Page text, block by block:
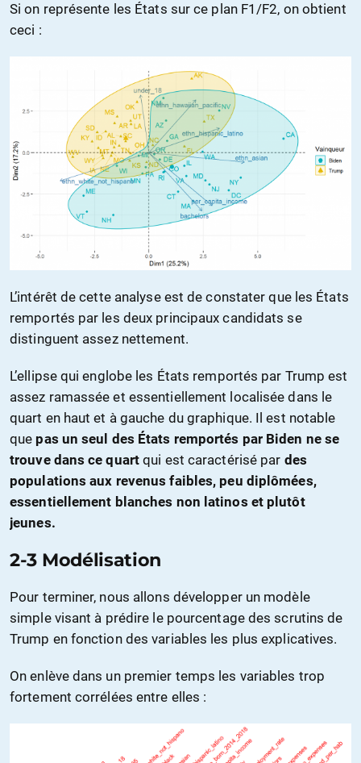
Si on représente les États sur ce plan F1/F2, on obtient
ceci :
L’intérêt de cette analyse est de constater que les États
remportés par les deux principaux candidats se
distinguent assez nettement.
L’ellipse qui englobe les États remportés par Trump est
assez ramassée et essentiellement localisée dans le
quart en haut et à gauche du graphique. Il est notable
que pas un seul des États remportés par Biden ne se
trouve dans ce quart qui est caractérisé par des
populations aux revenus faibles, peu diplômées,
essentiellement blanches non latinos et plutôt
jeunes.
2-3 Modélisation
Pour terminer, nous allons développer un modèle
simple visant à prédire le pourcentage des scrutins de
Trump en fonction des variables les plus explicatives.
On enlève dans un premier temps les variables trop
fortement corrélées entre elles :